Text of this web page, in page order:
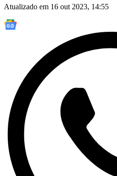
Atualizado em 16 out 2023, 14:55